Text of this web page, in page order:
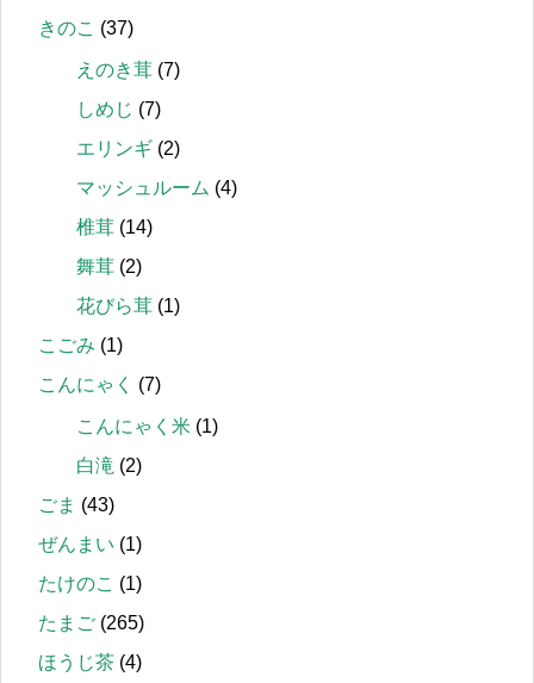
きのこ (37)
えのき茸 (7)
しめじ (7)
エリンギ (2)
マッシュルーム (4)
椎茸 (14)
舞茸 (2)
花びら茸 (1)
こごみ (1)
こんにゃく
(7)
こんにゃく米 (1)
白滝 (2)
ごま (43)
ぜんまい (1)
たけのこ (1)
たまご (265)
ほうじ茶 (4)